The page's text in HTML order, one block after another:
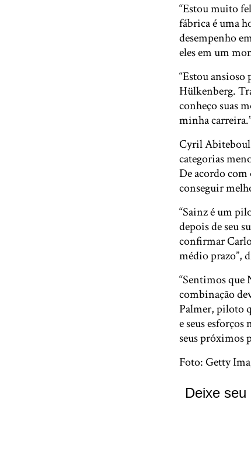
“Estou muito
fábrica é uma
desempenho
eles em um
“Estou
Hülkenberg.
conheço suas
minha
Cyril Abiteboul,
categorias
De acordo
conseguir
“Sainz é um
depois de seu
confirmar
médio prazo”,
“Sentimos que
combinação
Palmer, piloto
e seus
seus próximos
Foto: Getty
Deixe